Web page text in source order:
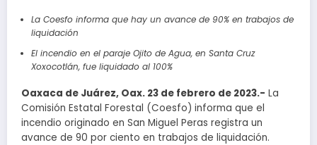
La Coesfo informa que hay un avance de 90% en trabajos de
liquidación
El incendio en el paraje Ojito de Agua, en Santa Cruz
Xoxocotlán, fue liquidado al 100%
Oaxaca de Juárez, Oax. 23 de febrero de 2023.- La
Comisión Estatal Forestal (Coesfo) informa que el
incendio originado en San Miguel Peras registra un
avance de 90 por ciento en trabajos de liquidación.